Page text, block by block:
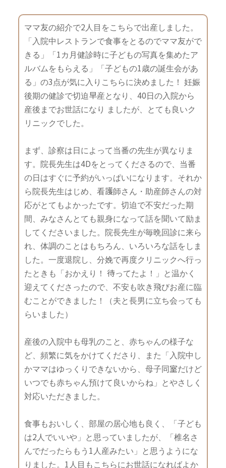
ママ友の紹介で2人目をこちらで出産しました。
「入院中レストランで食事をとるのでママ友がで
きる」「1カ月健診時に子どもの写真を集めたア
ルバムをもらえる」「子どもの1歳の誕生会があ
る」の3点が気に入りこちらに決めました！ 妊娠
後期の健診で切迫早産となり、40日の入院から
産後までお世話になり ましたが、とても良いク
リニックでした。
まず、診察は日によって当番の先生が異なりま
す。院長先生は4Dをとってくださるので、当番
の日はすぐに予約がいっぱいになります。それか
ら院長先生はじめ、看護師さん・助産師さんの対
応がとてもよかったです。切迫で不安だった期
間、みなさんとても親身になって話を聞いて励ま
してくださいました。院長先生が毎晩回診に来ら
れ、体調のことはもちろん、いろいろな話をしま
した。一度退院し、分娩で再度クリニックへ行っ
たときも「おかえり！ 待ってたよ！」と温かく
迎えてくださったので、不安も吹き飛びお産に臨
むことができました！（夫と長男に立ち会っても
らいました）
産後の入院中も母乳のこと、赤ちゃんの様子な
ど、頻繁に気をかけてくださり、また「入院中し
かママはゆっくりできないから、母子同室だけど
いつでも赤ちゃん預けて良いからね」とやさしく
対応いただきました。
食事もおいしく、部屋の居心地も良く、「子ども
は2人でいいや」と思っていましたが、「椎名さ
んでだったらもう1人産みたい」と思うようにな
りました。1人目もこちらにお世話になればよか